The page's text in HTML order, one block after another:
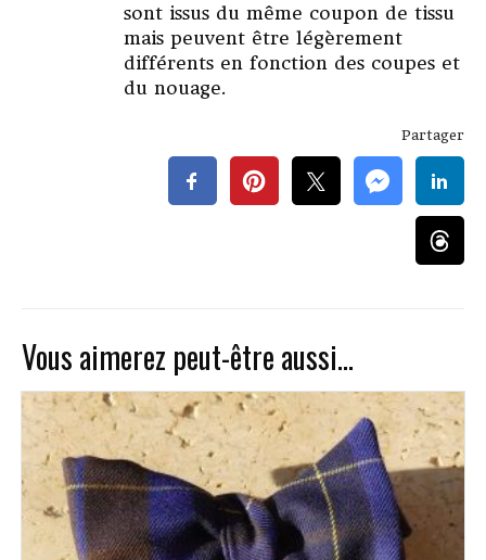
sont issus du même coupon de tissu
mais peuvent être légèrement
différents en fonction des coupes et
du nouage.
Partager
Vous aimerez peut-être aussi…